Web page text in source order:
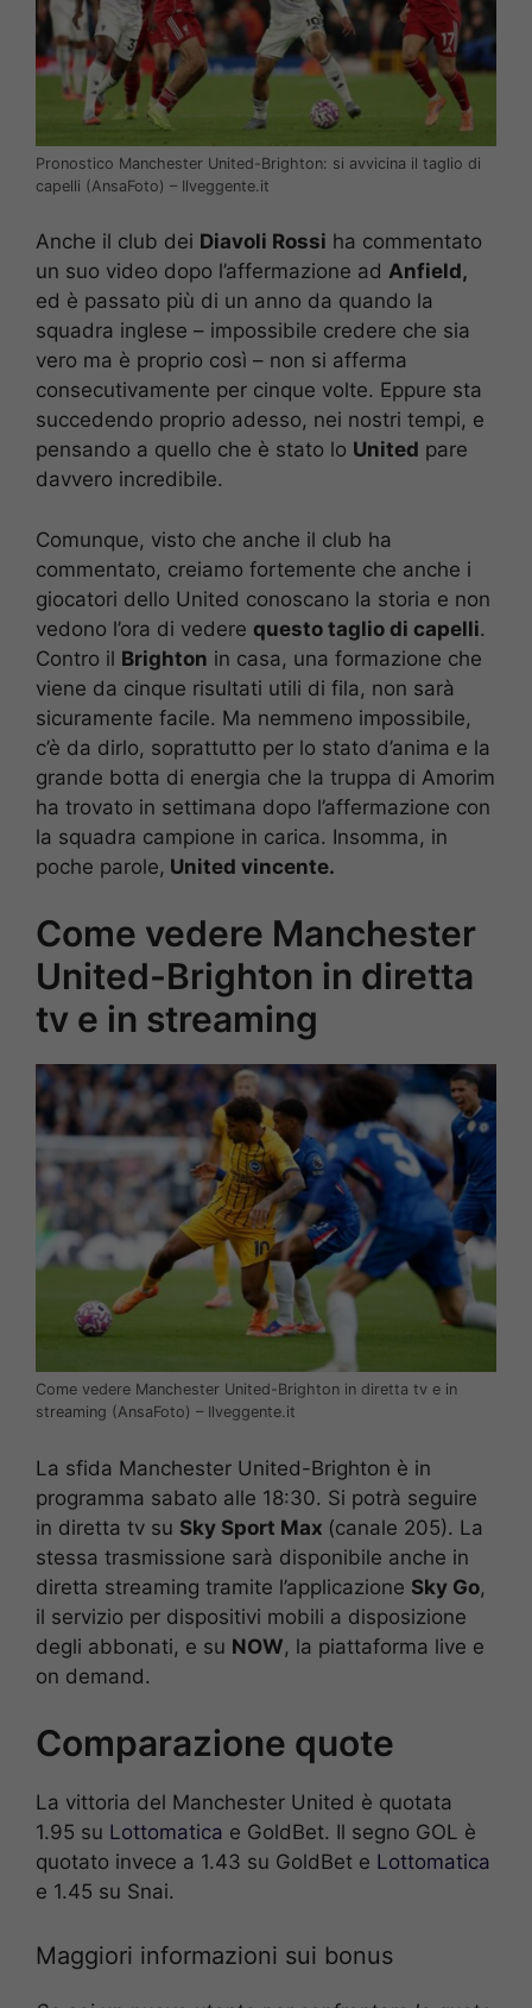
Pronostico Manchester United-Brighton: si avvicina il taglio di
capelli (AnsaFoto) – Ilveggente.it
Anche il club dei Diavoli Rossi ha commentato
un suo video dopo l’affermazione ad Anfield,
ed è passato più di un anno da quando la
squadra inglese – impossibile credere che sia
vero ma è proprio così – non si afferma
consecutivamente per cinque volte. Eppure sta
succedendo proprio adesso, nei nostri tempi, e
pensando a quello che è stato lo United pare
davvero incredibile.
Comunque, visto che anche il club ha
commentato, creiamo fortemente che anche i
giocatori dello United conoscano la storia e non
vedono l’ora di vedere questo taglio di capelli.
Contro il Brighton in casa, una formazione che
viene da cinque risultati utili di fila, non sarà
sicuramente facile. Ma nemmeno impossibile,
c’è da dirlo, soprattutto per lo stato d’anima e la
grande botta di energia che la truppa di Amorim
ha trovato in settimana dopo l’affermazione con
la squadra campione in carica. Insomma, in
poche parole, United vincente.
Come vedere Manchester
United-Brighton in diretta
tv e in streaming
Come vedere Manchester United-Brighton in diretta tv e in
streaming (AnsaFoto) – Ilveggente.it
La sfida Manchester United-Brighton è in
programma sabato alle 18:30. Si potrà seguire
in diretta tv su Sky Sport Max (canale 205). La
stessa trasmissione sarà disponibile anche in
diretta streaming tramite l’applicazione Sky Go,
il servizio per dispositivi mobili a disposizione
degli abbonati, e su NOW, la piattaforma live e
on demand.
Comparazione quote
La vittoria del Manchester United è quotata
1.95 su Lottomatica e GoldBet. Il segno GOL è
quotato invece a 1.43 su GoldBet e Lottomatica
e 1.45 su Snai.
Maggiori informazioni sui bonus